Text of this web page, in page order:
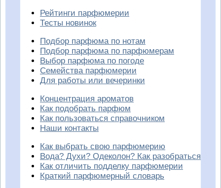
Рейтинги парфюмерии
Тесты новинок
Подбор парфюма по нотам
Подбор парфюма по парфюмерам
Выбор парфюма по погоде
Семейства парфюмерии
Для работы или вечеринки
Концентрация ароматов
Как подобрать парфюм
Как пользоваться справочником
Наши контакты
Как выбрать свою парфюмерию
Вода? Духи? Одеколон? Как разобраться
Как отличить подделку парфюмерии
Краткий парфюмерный словарь